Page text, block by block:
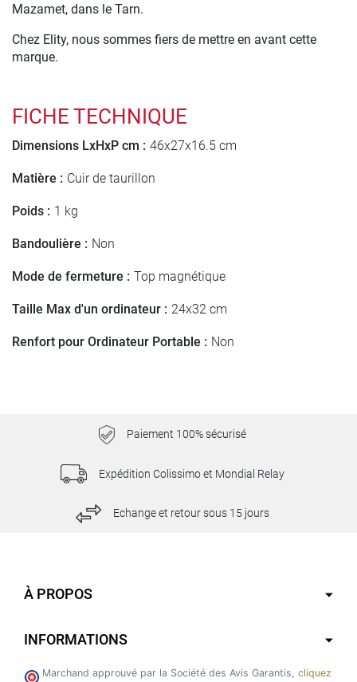
Mazamet, dans le Tarn.
Chez Elity, nous sommes fiers de mettre en avant cette
marque.
FICHE TECHNIQUE
Dimensions LxHxP cm : 46x27x16.5 cm
Matière : Cuir de taurillon
Poids : 1 kg
Bandoulière : Non
Mode de fermeture : Top magnétique
Taille Max d'un ordinateur : 24x32 cm
Renfort pour Ordinateur Portable : Non
Paiement 100% sécurisé
Expédition Colissimo et Mondial Relay
Echange et retour sous 15 jours
À PROPOS
INFORMATIONS
Marchand approuvé par la Société des Avis Garantis, cliquez